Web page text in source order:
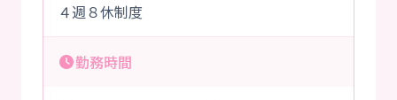
４週８休制度
勤務時間